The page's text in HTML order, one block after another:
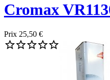
Cromax
Prix 25,50 €
